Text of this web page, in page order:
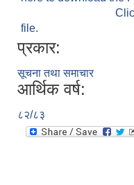
file.
प्रकार:
सूचना तथा समाचार
आर्थिक वर्ष:
८२/८३